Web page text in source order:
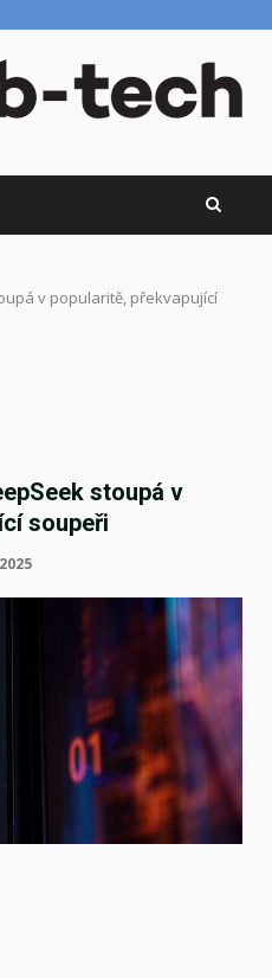
v popularitě, překvapující
stoupá v
soupeři